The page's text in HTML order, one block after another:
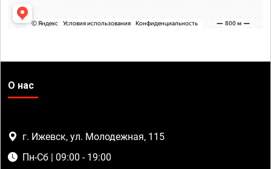
О нас
г. Ижевск, ул. Молодежная, 115
Пн-Сб | 09:00 - 19:00